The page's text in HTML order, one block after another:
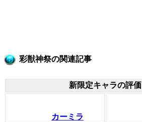
彩獣神祭の関連記事
新限定キャラの評価
カーミラ